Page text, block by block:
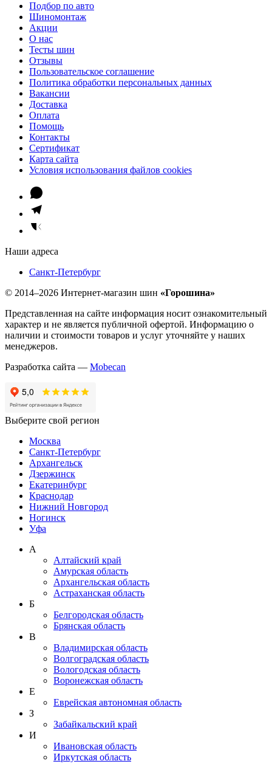
Подбор по авто
Шиномонтаж
Акции
О нас
Тесты шин
Отзывы
Пользовательское соглашение
Политика обработки персональных данных
Вакансии
Доставка
Оплата
Помощь
Контакты
Сертификат
Карта сайта
Условия использования файлов cookies
Наши адреса
Санкт-Петербург
© 2014–2026 Интернет-магазин шин «Горошина»
Представленная на сайте информация носит ознакомительный
характер и не является публичной офертой. Информацию о
наличии и стоимости товаров и услуг уточняйте у наших
менеджеров.
Разработка сайта — Mobecan
Выберите свой регион
Москва
Санкт-Петербург
Архангельск
Дзержинск
Екатеринбург
Краснодар
Нижний Новгород
Ногинск
Уфа
А
Алтайский край
Амурская область
Архангельская область
Астраханская область
Б
Белгородская область
Брянская область
В
Владимирская область
Волгоградская область
Вологодская область
Воронежская область
Е
Еврейская автономная область
З
Забайкальский край
И
Ивановская область
Иркутская область